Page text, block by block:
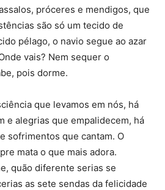
próceres e mendigos, que
são só um tecido de
pélago, o navio segue ao azar
vais? Nem sequer o
pois dorme.
que levamos em nós, há
e alegrias que empalidecem, há
sofrimentos que cantam. O
mata o que mais adora.
quão diferente serias se
as sete sendas da felicidade